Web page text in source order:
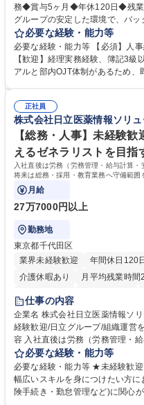
務◆賞与5ヶ月◆年休120日◆残業少なめ◆リ
グループの安定した環境で、バ
をお任せします。 労務と総務の
度改定などのコア業務にも挑戦でき
理、給与計算、社会保険手続き
き、社内規定の改定や人事制度改
でも質問・相談できる環境が整っ
集職種 【森ビルG】人事・総務
リモート可
必要な経験・能力等
必要な経験・能力等 【必須】人
【歓迎】経理実務経験、簿記3級
アルと部内OJT体制があるため、
務に挑戦できるため、自身の成長
きます。 残業少なめ、週1日リモ
ち長期活躍できる環境です。 「
キャリアを築きたい」という前向
歴・資格 学歴：大学院 大学 高専
簿記検定1級 日商簿記検定2級 日
正社員
株式会社日立医薬情報ソリ
【総務・人事】未経験
えるゼネラリストを目指
入社直後は労務（労務管理・給与計算・
将来は総務・採用・教育業務へ守備範囲
ます。
月給
27万7000円以上
勤務地
東京都千代田区
業界未経験歓迎
年間休日120
介護休暇あり
月平均残業時間
住宅手当あり
育休あり
完全週休2日制 交
仕事の内容
企業名 株式会社日立医薬情報ソリューションズ 求
経験歓迎/日立グループ/組織運営を支
容 入社直後は労務（労務管理・
任せいたします。将来は総務・採
営を支えるゼネラリストをめざせます。 ・初期業務：労働時
計算、社会保険対応、福利厚生
します。ご経験に応じて、休職者
必要な経験・能力等
必要な経験・能力等 ★未経験歓
幅広いスキルを身につけたい方におすすめ！ ■労務管
険手続き・勤怠管理など)に関心